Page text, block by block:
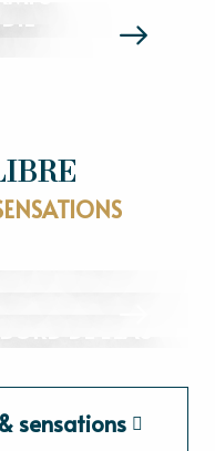
DU VEXIN
DE L'EAU
sensations